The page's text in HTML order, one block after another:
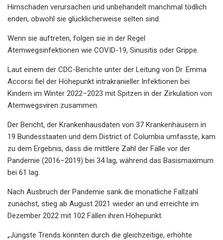
Hirnschäden verursachen und unbehandelt manchmal tödlich
enden, obwohl sie glücklicherweise selten sind.
Wenn sie auftreten, folgen sie in der Regel
Atemwegsinfektionen wie COVID-19, Sinusitis oder Grippe.
Laut einem der CDC-Berichte unter der Leitung von Dr. Emma
Accorsi fiel der Höhepunkt intrakranieller Infektionen bei
Kindern im Winter 2022–2023 mit Spitzen in der Zirkulation von
Atemwegsviren zusammen.
Der Bericht, der Krankenhausdaten von 37 Krankenhäusern in
19 Bundesstaaten und dem District of Columbia umfasste, kam
zu dem Ergebnis, dass die mittlere Zahl der Fälle vor der
Pandemie (2016–2019) bei 34 lag, während das Basismaximum
bei 61 lag.
Nach Ausbruch der Pandemie sank die monatliche Fallzahl
zunächst, stieg ab August 2021 wieder an und erreichte im
Dezember 2022 mit 102 Fällen ihren Höhepunkt.
„Jüngste Trends könnten durch die gleichzeitige, erhöhte